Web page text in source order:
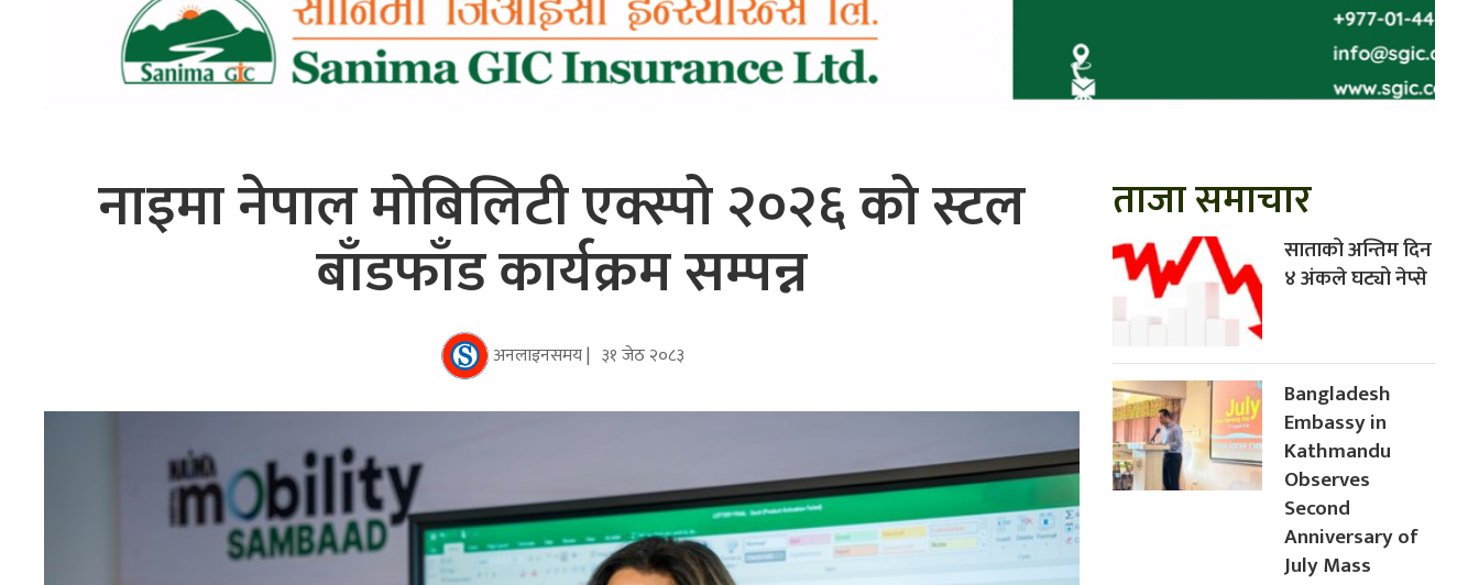
नाइमा नेपाल मोबिलिटी एक्स्पो २०२६ को स्टल
बाँडफाँड कार्यक्रम सम्पन्न
अनलाइनसमय | ३१ जेठ २०८३
ताजा समाचार
साताको अन्तिम दिन
४ अंकले घट्यो नेप्से
Bangladesh
Embassy in
Kathmandu
Observes
Second
Anniversary of
July Mass